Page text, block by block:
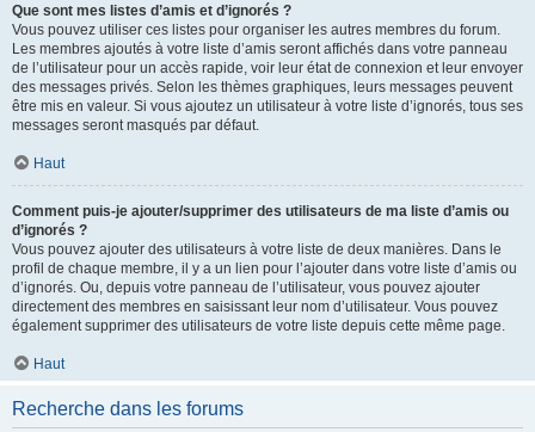
Que sont mes listes d’amis et d’ignorés ?
Vous pouvez utiliser ces listes pour organiser les autres membres du forum.
Les membres ajoutés à votre liste d’amis seront affichés dans votre panneau
de l’utilisateur pour un accès rapide, voir leur état de connexion et leur envoyer
des messages privés. Selon les thèmes graphiques, leurs messages peuvent
être mis en valeur. Si vous ajoutez un utilisateur à votre liste d’ignorés, tous ses
messages seront masqués par défaut.
Haut
Comment puis-je ajouter/supprimer des utilisateurs de ma liste d’amis ou
d’ignorés ?
Vous pouvez ajouter des utilisateurs à votre liste de deux manières. Dans le
profil de chaque membre, il y a un lien pour l’ajouter dans votre liste d’amis ou
d’ignorés. Ou, depuis votre panneau de l’utilisateur, vous pouvez ajouter
directement des membres en saisissant leur nom d’utilisateur. Vous pouvez
également supprimer des utilisateurs de votre liste depuis cette même page.
Haut
Recherche dans les forums